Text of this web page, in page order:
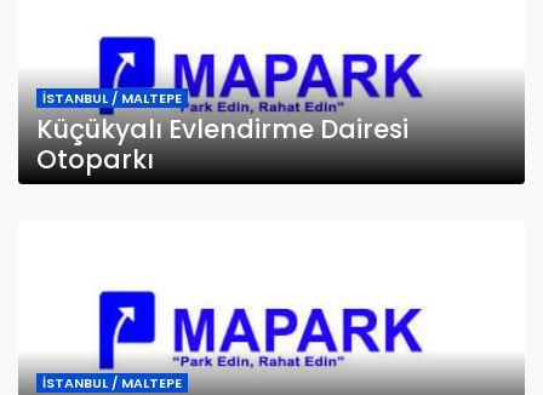
İSTANBUL / MALTEPE
Küçükyalı Evlendirme Dairesi
Otoparkı
İSTANBUL / MALTEPE